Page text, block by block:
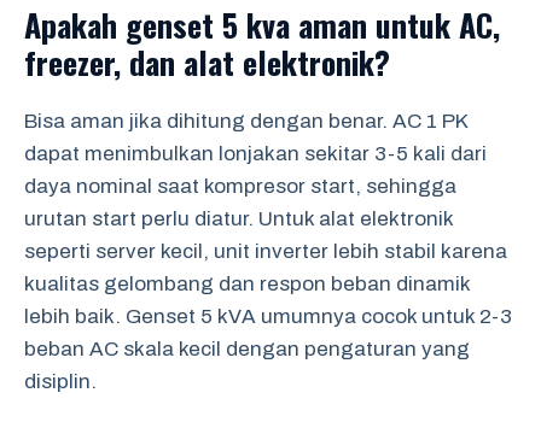
Apakah genset 5 kva aman untuk AC,
freezer, dan alat elektronik?
Bisa aman jika dihitung dengan benar. AC 1 PK
dapat menimbulkan lonjakan sekitar 3-5 kali dari
daya nominal saat kompresor start, sehingga
urutan start perlu diatur. Untuk alat elektronik
seperti server kecil, unit inverter lebih stabil karena
kualitas gelombang dan respon beban dinamik
lebih baik. Genset 5 kVA umumnya cocok untuk 2-3
beban AC skala kecil dengan pengaturan yang
disiplin.